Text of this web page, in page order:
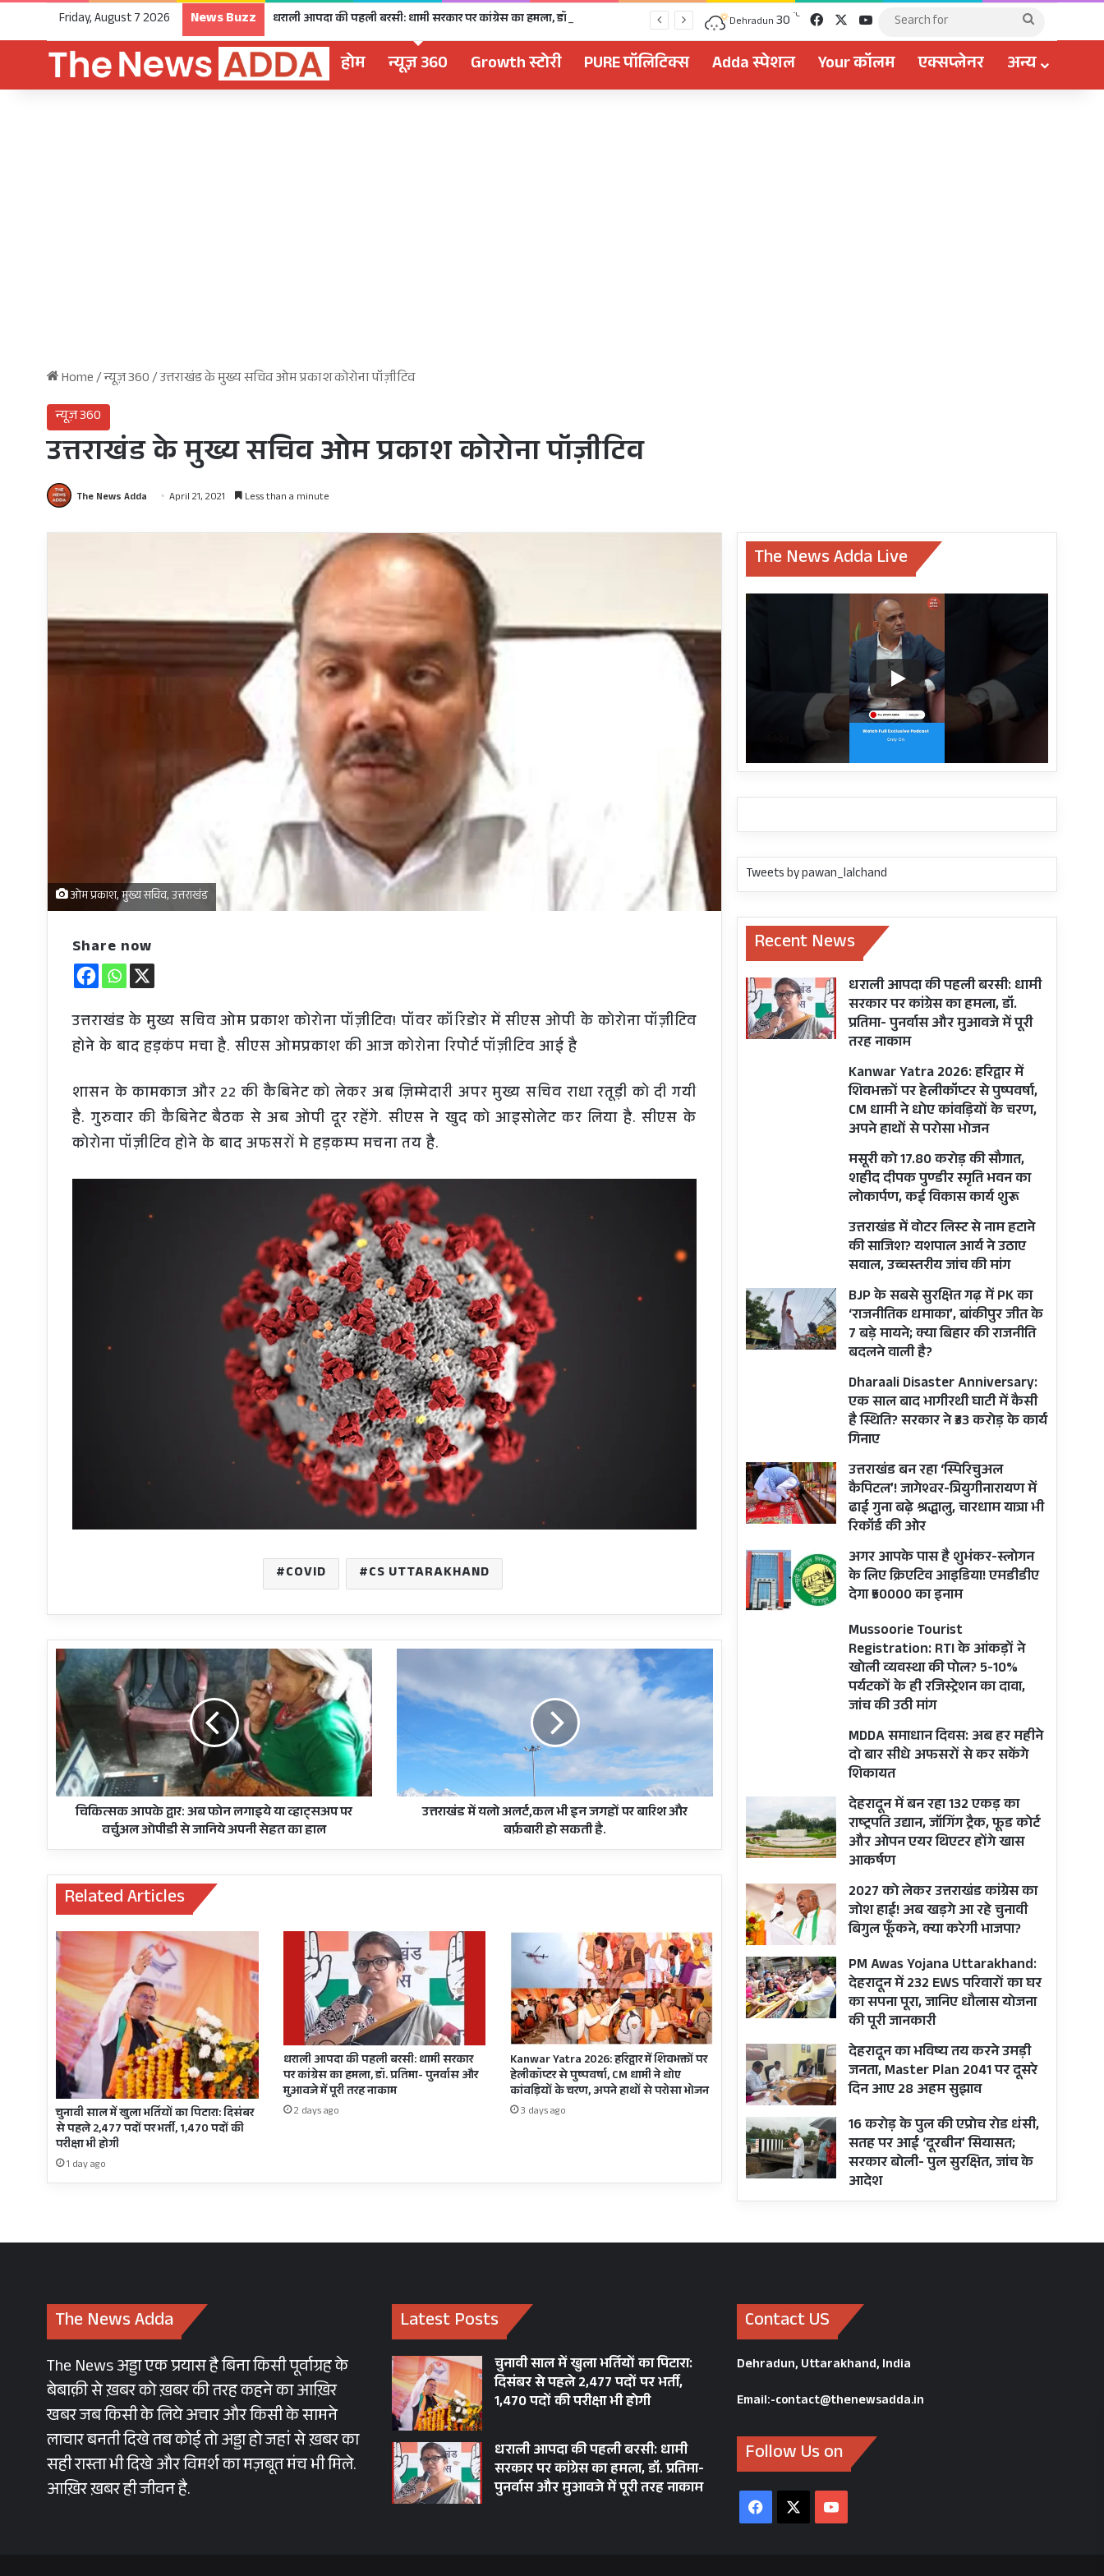
Friday, August 7 2026 News Buzz Dehradun 30 ℃ FacebookYouTube
Search
होम न्यूज़ 360 Growth स्टोरी PURE पॉलिटिक्स Adda स्पेशल Your कॉलम एक्सप्लेनर अन्य
Home/न्यूज़ 360/उत्तराखंड के मुख्य सचिव ओम प्रकाश कोरोना पॉज़ीटिव
न्यूज़ 360
उत्तराखंड के मुख्य सचिव ओम प्रकाश कोरोना पॉज़ीटिव
The News Adda April 21, 2021 Less than a minute
ओम प्रकाश, मुख्य सचिव, उत्तराखंड
Share now
उत्तराखंड के मुख्य सचिव ओम प्रकाश कोरोना पॉज़ीटिव! पॉवर कॉरिडोर में सीएस ओपी के कोरोना पॉज़ीटिव
होने के बाद हड़कंप मचा है. सीएस ओमप्रकाश की आज कोरोना रिपोेर्ट पॉज़ीटिव आई है
शासन के कामकाज और 22 की कैबिनेट को लेकर अब ज़िम्मेदारी अपर मुख्य सचिव राधा रतूड़ी को दी गयी
है. गुरुवार की कैबिनेट बैठक से अब ओपी दूर रहेंगे. सीएस ने खुद को आइसोलेट कर लिया है. सीएस के
कोरोना पॉज़ीटिव होने के बाद अफसरों मे हड़कम्प मचना तय है.
COVID CS UTTARAKHAND
चिकित्सक
आपके
द्वार:
अब
फोन
लगाइये
या
व्हाट्सअप
पर
वर्चुअल
से
अपनी
सेहत
का
हाल
चिकित्सक आपके द्वार: अब फोन लगाइये या व्हाट्सअप पर
वर्चुअल ओपीडी से जानिये अपनी सेहत का हाल
में
यलो
अलर्ट,कल
इन
जगहों
बारिश
हो
है.
उत्तराखंड में यलो अलर्ट,कल भी इन जगहों पर बारिश और
बर्फ़बारी हो सकती है.
Related Articles
चुनावी साल में खुला भर्तियों का पिटारा: दिसंबर
से पहले 2,477 पदों पर भर्ती, 1,470 पदों की
परीक्षा भी होगी
1 day ago
धराली आपदा की पहली बरसी: धामी सरकार
पर कांग्रेस का हमला, डॉ. प्रतिमा- पुनर्वास और
मुआवजे में पूरी तरह नाकाम
2 days ago
Kanwar Yatra 2026: हरिद्वार में शिवभक्तों पर
हेलीकॉप्टर से पुष्पवर्षा, CM धामी ने धोए
कांवड़ियों के चरण, अपने हाथों से परोसा भोजन
3 days ago
The News Adda Live
Tweets by pawan_lalchand
Recent News
धराली आपदा की पहली बरसी: धामी
सरकार पर कांग्रेस का हमला, डॉ.
प्रतिमा- पुनर्वास और मुआवजे में पूरी
तरह नाकाम
Kanwar Yatra 2026: हरिद्वार में
शिवभक्तों पर हेलीकॉप्टर से पुष्पवर्षा,
CM धामी ने धोए कांवड़ियों के चरण,
अपने हाथों से परोसा भोजन
मसूरी को 17.80 करोड़ की सौगात,
शहीद दीपक पुण्डीर स्मृति भवन का
लोकार्पण, कई विकास कार्य शुरू
उत्तराखंड में वोटर लिस्ट से नाम हटाने
की साजिश? यशपाल आर्य ने उठाए
सवाल, उच्चस्तरीय जांच की मांग
BJP के सबसे सुरक्षित गढ़ में PK का
‘राजनीतिक धमाका’, बांकीपुर जीत के
7 बड़े मायने; क्या बिहार की राजनीति
बदलने वाली है?
Dharaali Disaster Anniversary:
एक साल बाद भागीरथी घाटी में कैसी
है स्थिति? सरकार ने ₹33 करोड़ के कार्य
गिनाए
उत्तराखंड बन रहा ‘स्पिरिचुअल
कैपिटल’! जागेश्वर-त्रियुगीनारायण में
ढाई गुना बढ़े श्रद्धालु, चारधाम यात्रा भी
रिकॉर्ड की ओर
अगर आपके पास है शुभंकर-स्लोगन
के लिए क्रिएटिव आइडिया! एमडीडीए
देगा ₹50000 का इनाम
Mussoorie Tourist
Registration: RTI के आंकड़ों ने
खोली व्यवस्था की पोल? 5-10%
पर्यटकों के ही रजिस्ट्रेशन का दावा,
जांच की उठी मांग
MDDA समाधान दिवस: अब हर महीने
दो बार सीधे अफसरों से कर सकेंगे
शिकायत
देहरादून में बन रहा 132 एकड़ का
राष्ट्रपति उद्यान, जॉगिंग ट्रैक, फूड कोर्ट
और ओपन एयर थिएटर होंगे खास
आकर्षण
2027 को लेकर उत्तराखंड कांग्रेस का
जोश हाई! अब खड़गे आ रहे चुनावी
बिगुल फूँकने, क्या करेगी भाजपा?
PM Awas Yojana Uttarakhand:
देहरादून में 232 EWS परिवारों का घर
का सपना पूरा, जानिए धौलास योजना
की पूरी जानकारी
देहरादून का भविष्य तय करने उमड़ी
जनता, Master Plan 2041 पर दूसरे
दिन आए 28 अहम सुझाव
16 करोड़ के पुल की एप्रोच रोड धंसी,
सतह पर आई ‘दूरबीन’ सियासत;
सरकार बोली- पुल सुरक्षित, जांच के
आदेश
The News Adda
The News अड्डा एक प्रयास है बिना किसी पूर्वाग्रह के
बेबाक़ी से ख़बर को ख़बर की तरह कहने का आख़िर
खबर जब किसी के लिये अचार और किसी के सामने
लाचार बनती दिखे तब कोई तो अड्डा हो जहां से ख़बर का
सही रास्ता भी दिखे और विमर्श का मज़बूत मंच भी मिले.
आख़िर ख़बर ही जीवन है.
Latest Posts
चुनावी साल में खुला भर्तियों का पिटारा:
दिसंबर से पहले 2,477 पदों पर भर्ती,
1,470 पदों की परीक्षा भी होगी
धराली आपदा की पहली बरसी: धामी
सरकार पर कांग्रेस का हमला, डॉ. प्रतिमा-
पुनर्वास और मुआवजे में पूरी तरह नाकाम
Contact US
Dehradun, Uttarakhand, India
Email:-contact@thenewsadda.in
Follow Us on
Facebook
X YouTube